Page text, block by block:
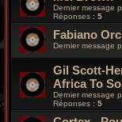
Dernier message
Réponses : 5
Fabiano
Dernier message
Gil Scott-
Africa To
Dernier message
Réponses : 5